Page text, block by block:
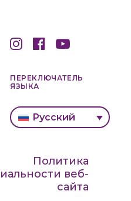
ПЕРЕКЛЮЧАТЕЛЬ
ЯЗЫКА
Русский
Политика
веб-
сайта